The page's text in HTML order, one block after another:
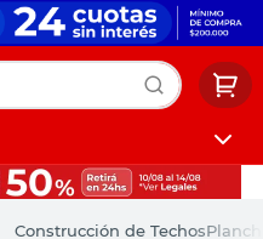
Construcción de Techos